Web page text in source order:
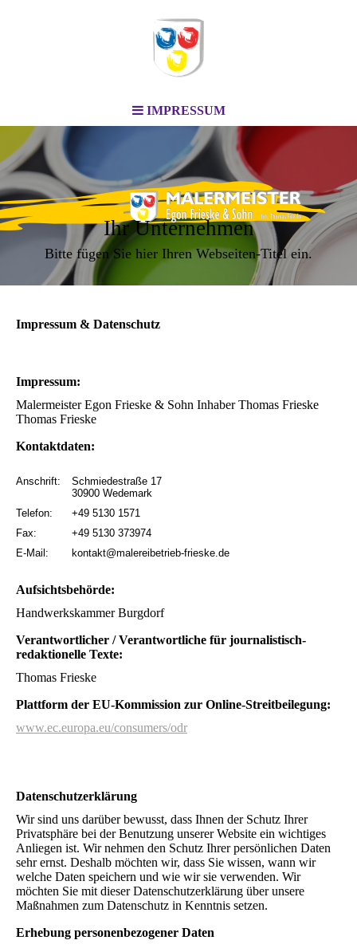
IMPRESSUM
Ihr Unternehmen
Bitte fügen Sie hier Ihren Webseiten-Titel ein.
Impressum & Datenschutz
Impressum:
Malermeister Egon Frieske & Sohn Inhaber Thomas Frieske
Thomas Frieske
Kontaktdaten:
Anschrift:
Schmiedestraße 17
30900 Wedemark
Telefon:
+49 5130 1571
Fax:
+49 5130 373974
E-Mail:
kontakt@malereibetrieb-frieske.de
Aufsichtsbehörde:
Handwerkskammer Burgdorf
Verantwortlicher / Verantwortliche für journalistisch-
redaktionelle Texte:
Thomas Frieske
Plattform der EU-Kommission zur Online-Streitbeilegung:
www.ec.europa.eu/consumers/odr
Datenschutz­erklärung
Wir sind uns darüber bewusst, dass Ihnen der Schutz Ihrer
Privatsphäre bei der Benutzung unserer Website ein wichtiges
Anliegen ist. Wir nehmen den Schutz Ihrer persönlichen Daten
sehr ernst. Deshalb möchten wir, dass Sie wissen, wann wir
welche Daten speichern und wie wir sie verwenden. Wir
möchten Sie mit dieser Datenschutzerklärung über unsere
Maßnahmen zum Datenschutz in Kenntnis setzen.
Erhebung personenbezogener Daten